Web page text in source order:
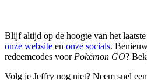
Blijf altijd op de hoogte van het laatste
onze website en onze socials.
redeemcodes voor Pokémon GO?
Volg je Jeffry nog niet? Neem snel